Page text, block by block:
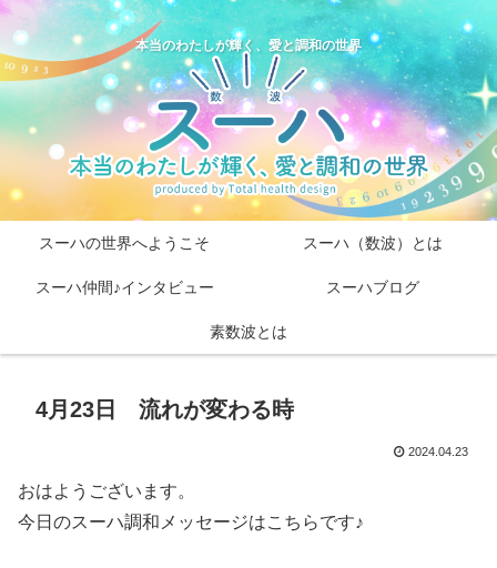
本当のわたしが輝く、愛と調和の世界
スーハの世界へようこそ スーハ（数波）とは
スーハ仲間♪インタビュー スーハブログ
素数波とは
4月23日 流れが変わる時
2024.04.23
おはようございます。
今日のスーハ調和メッセージはこちらです♪